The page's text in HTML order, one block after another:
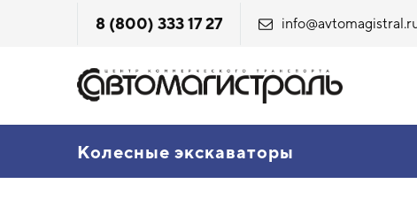
8 (800) 333 17 27
Колесные экскаваторы